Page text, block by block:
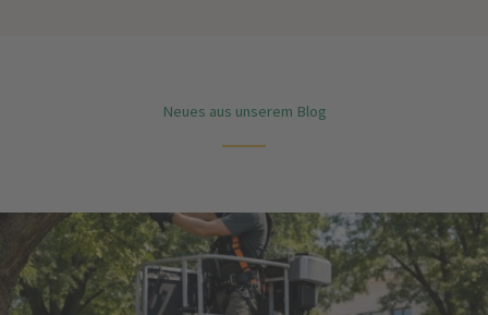
Neues aus unserem Blog